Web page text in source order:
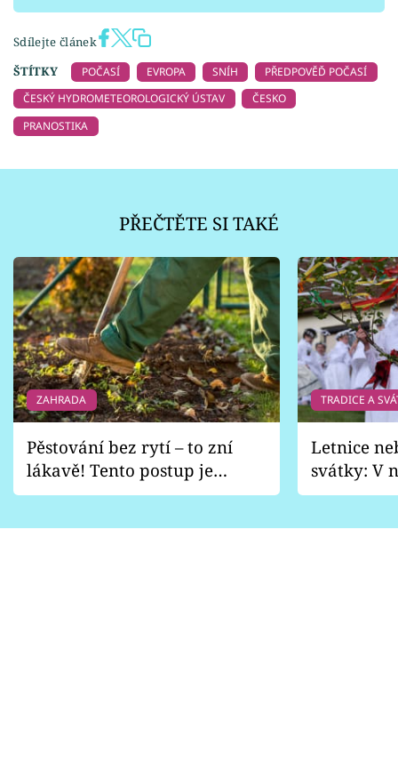
Sdílejte článek
ŠTÍTKY
POČASÍ EVROPA SNÍH
PŘEDPOVĚĎ POČASÍ
ČESKÝ HYDROMETEOROLOGICKÝ ÚSTAV
ČESKO
PRANOSTIKA
PŘEČTĚTE SI TAKÉ
ZAHRADA
Pěstování bez rytí – to zní
lákavě! Tento postup je
vhodný jen pro některé
TRADICE A
Letnice
svátky: V
pondělí